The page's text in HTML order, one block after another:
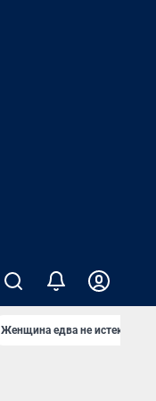
Женщина едва не истекла